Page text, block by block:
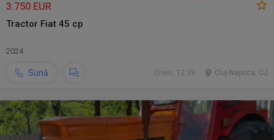
3.750 EUR
Tractor Fiat 45 cp
2024
Sună Cluj-Napoca, CJ
ieri, 12:39